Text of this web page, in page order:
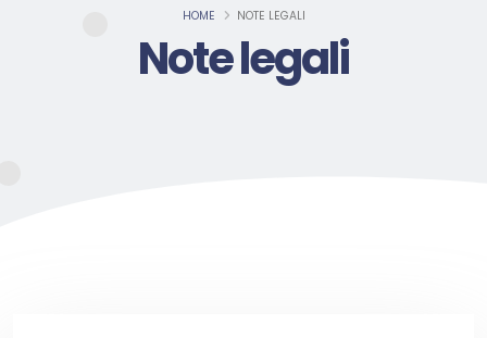
HOME NOTE LEGALI
Note legali